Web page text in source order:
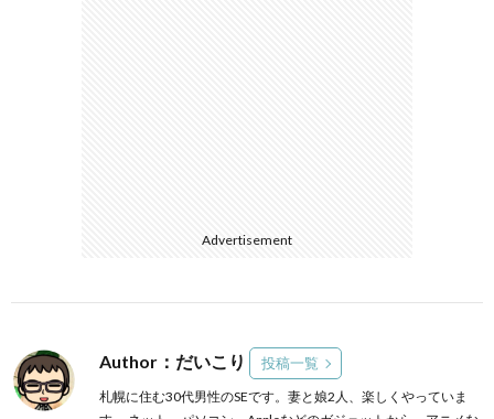
Advertisement
Author：だいこり 投稿一覧
札幌に住む30代男性のSEです。妻と娘2人、楽しくやっていま